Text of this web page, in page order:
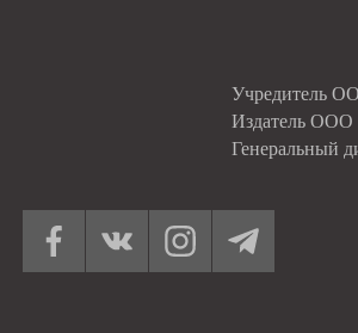
Учредитель
Издатель
Генеральный